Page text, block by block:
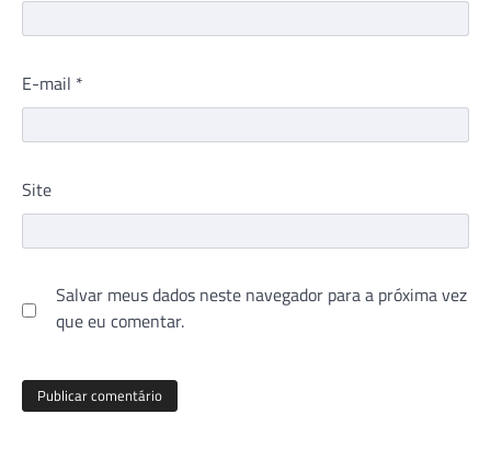
E-mail *
Site
Salvar meus dados neste navegador para a próxima vez
que eu comentar.